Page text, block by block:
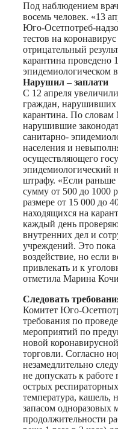
Под наблюдением
восемь человек. «13
Юго-Осетпотреб-
тестов на
отрицательный
карантина проведено
эпидемиологическом
Нарушил – заплати
С 12 апреля
граждан,
карантина. По
нарушившие
санитарно-
населения и
осуществляющего
эпидемиологический
штрафу. «Если
сумму от 500 до 1000
размере от 15 000 до
находящихся на
каждый день
внутренних дел и
учреждений. Это пока
воздействие, но если
привлекать и к
отметила Марина
Следовать
Комитет Юго-
требования по
мероприятий по
новой
торговли. Согласно
незамедлительно
не допускать к
острых
температура, кашель,
запасом одноразовых
продолжительности